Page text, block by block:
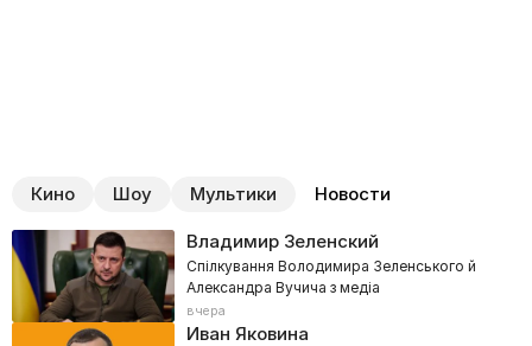
Кино Шоу Мультики Новости
Владимир Зеленский
Спілкування Володимира Зеленського й
Александра Вучича з медіа
вчера
Иван Яковина